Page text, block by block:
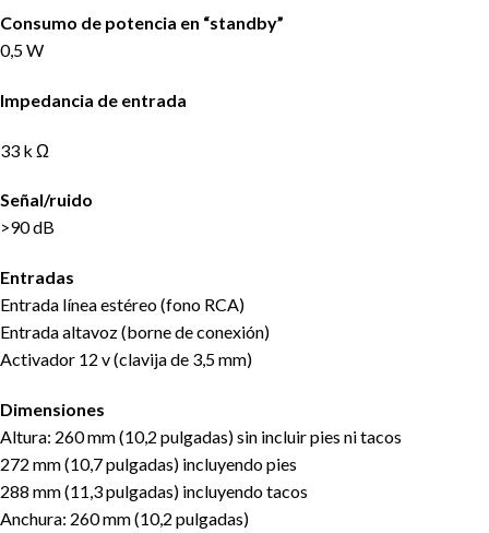
Consumo de potencia en “standby”
0,5 W
Impedancia de entrada
33 k Ω
Señal/ruido
>90 dB
Entradas
Entrada línea estéreo (fono RCA)
Entrada altavoz (borne de conexión)
Activador 12 v (clavija de 3,5 mm)
Dimensiones
Altura: 260 mm (10,2 pulgadas) sin incluir pies ni tacos
272 mm (10,7 pulgadas) incluyendo pies
288 mm (11,3 pulgadas) incluyendo tacos
Anchura: 260 mm (10,2 pulgadas)